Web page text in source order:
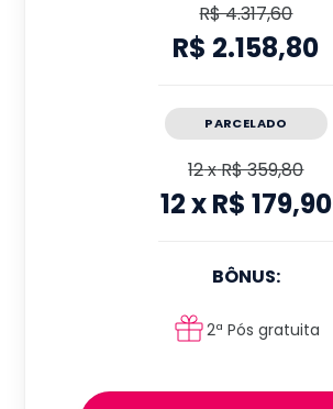
R$ 4.317,60
R$ 2.158,80
PARCELADO
12xR$ 359,80
12xR$ 179,90
BÔNUS:
2ª Pós gratuita